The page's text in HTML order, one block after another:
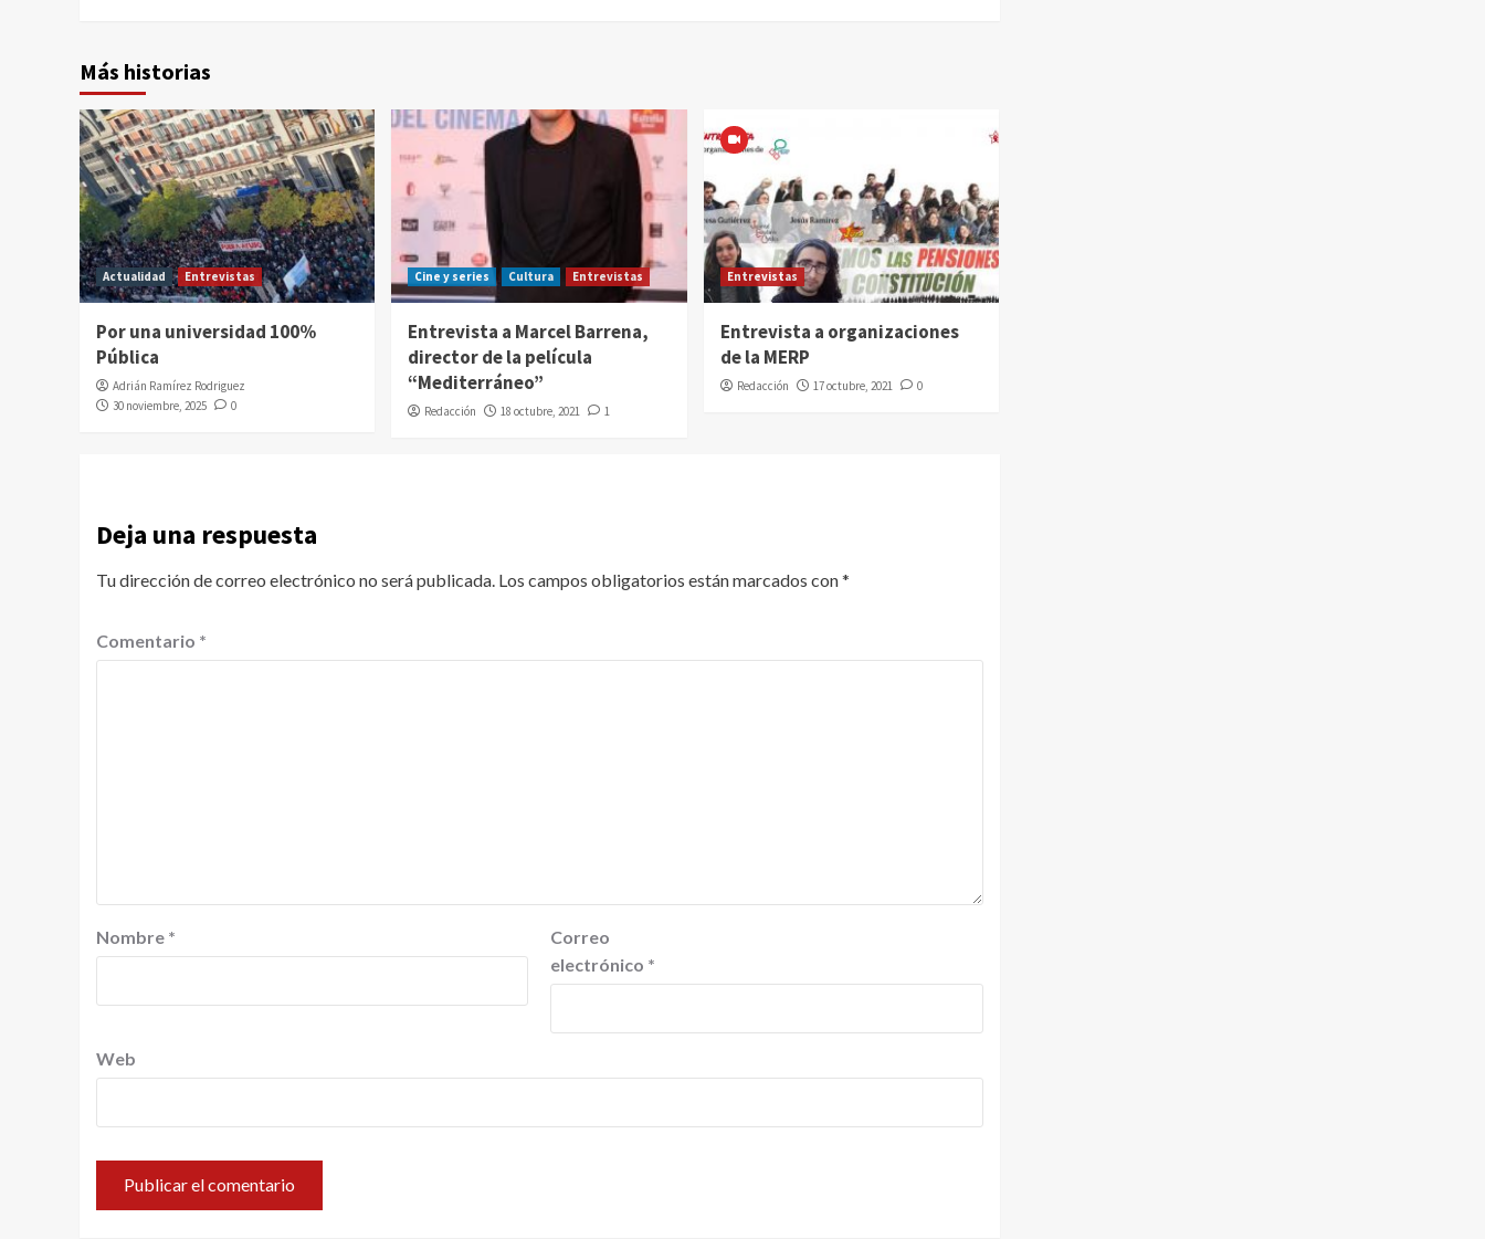
Más historias
Actualidad Entrevistas
Por una universidad 100%
Pública
Adrián Ramírez Rodriguez
30 noviembre, 2025
0
Cine y series Cultura Entrevistas
Entrevista a Marcel Barrena,
director de la película
“Mediterráneo”
Redacción 18 octubre, 2021 1
Entrevistas
Entrevista a organizaciones
de la MERP
Redacción 17 octubre, 2021 0
Deja una respuesta
Tu dirección de correo electrónico no será publicada. Los campos obligatorios están marcados con*
Comentario *
Nombre *
Correo
electrónico *
Web